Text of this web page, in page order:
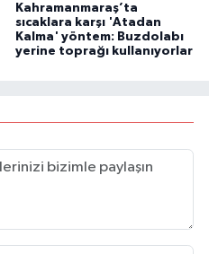
Kahramanmaraş’ta
sıcaklara karşı 'Atadan
Kalma' yöntem: Buzdolabı
yerine toprağı kullanıyorlar